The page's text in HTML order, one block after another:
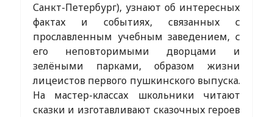
Санкт-Петербург), узнают об интересных
фактах и событиях, связанных с
прославленным учебным заведением, с
его неповторимыми дворцами и
зелёными парками, образом жизни
лицеистов первого пушкинского выпуска.
На мастер-классах школьники читают
сказки и изготавливают сказочных героев